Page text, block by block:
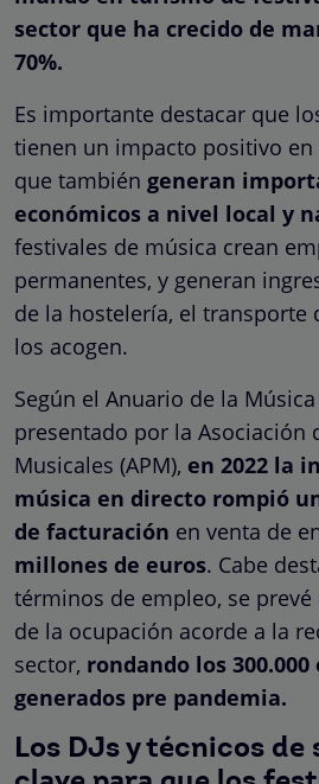
sector que ha crecido de
70%.
Es importante destacar que
tienen un impacto positivo
que también generan
económicos a nivel local y
festivales de música crean
permanentes, y generan
de la hostelería, el transporte
los acogen.
Según el Anuario de la
presentado por la Asociación
Musicales (APM), en 2022 la
música en directo rompió
de facturación en venta de
millones de euros. Cabe
términos de empleo, se
de la ocupación acorde a la
sector, rondando los
generados pre pandemia.
Los DJs y técnicos de